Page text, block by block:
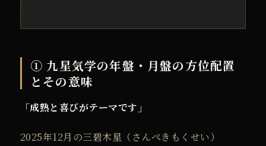
① 九星気学の年盤・月盤の方位配置
とその意味
「成熟と喜びがテーマです」
2025年12月の三碧木星（さんぺきもくせい）